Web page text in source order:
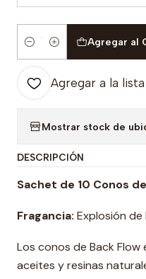
Cantidad
Agregar al
Agregar a la
Mostrar stock de
DESCRIPCIÓN
Sachet de 10 Conos
Fragancia: Explosión de
Los conos de Back
aceites y resinas